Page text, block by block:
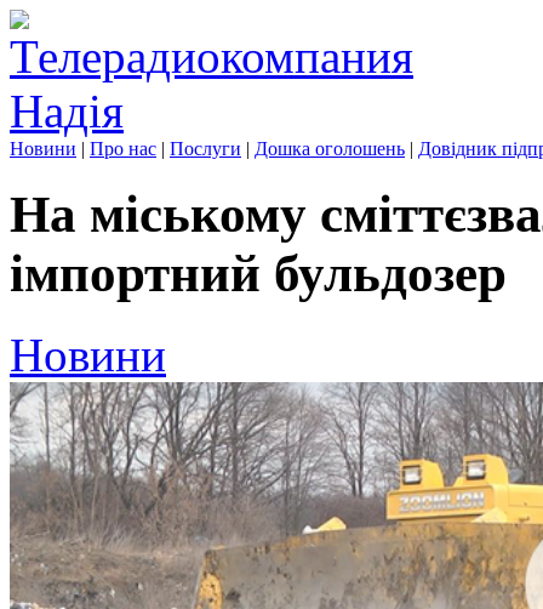
Новини | Про нас | Послуги | Дошка оголошень | Довідник
На міському
імпортний бульдозер
Новини